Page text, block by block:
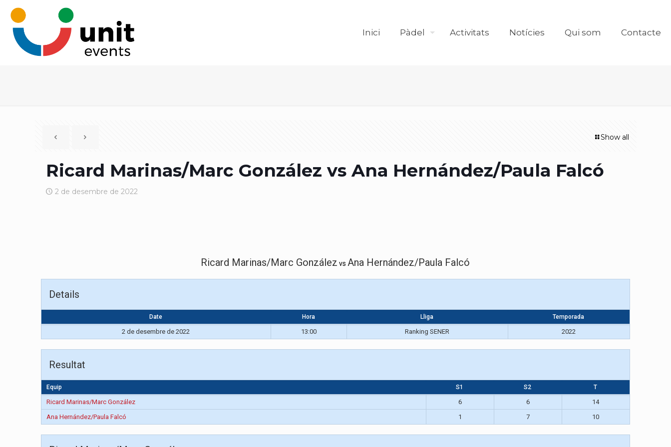
Inici Pàdel Activitats Notícies Qui som Contacte
Show all
Ricard Marinas/Marc González vs Ana Hernández/Paula Falcó
2 de desembre de 2022
Ricard Marinas/Marc González vs Ana Hernández/Paula Falcó
Details
Date Hora Lliga Temporada
2 de desembre de 2022 13:00 Ranking SENER 2022
Resultat
Equip S1 S2 T
Ricard Marinas/Marc González 6 6
14
Ana Hernández/Paula Falcó
1 7 10